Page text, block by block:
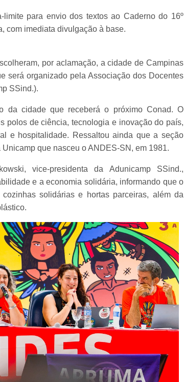
para envio dos textos ao Caderno do 16º
com imediata divulgação à base.
por aclamação, a cidade de Campinas
será organizado pela Associação dos Docentes
SSind.).
da cidade que receberá o próximo Conad. O
polos de ciência, tecnologia e inovação do país,
e hospitalidade. Ressaltou ainda que a seção
que nasceu o ANDES-SN, em 1981.
vice-presidenta da Adunicamp SSind.,
e a economia solidária, informando que o
solidárias e hortas parceiras, além da